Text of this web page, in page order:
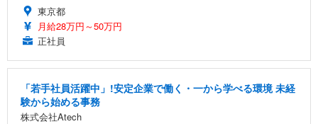
東京都
月給28万円～50万円
正社員
「若手社員活躍中」!安定企業で働く・一から学べる環境 未経
験から始める事務
株式会社Atech